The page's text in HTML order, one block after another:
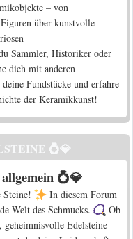
– von
über kunstvolle
Sammler, Historiker oder
dich mit anderen
Fundstücke und erfahre
der Keramikkunst!
💍💎
💍💎
Steine!
In diesem Forum
Welt des Schmucks.
Ob
Edelsteine